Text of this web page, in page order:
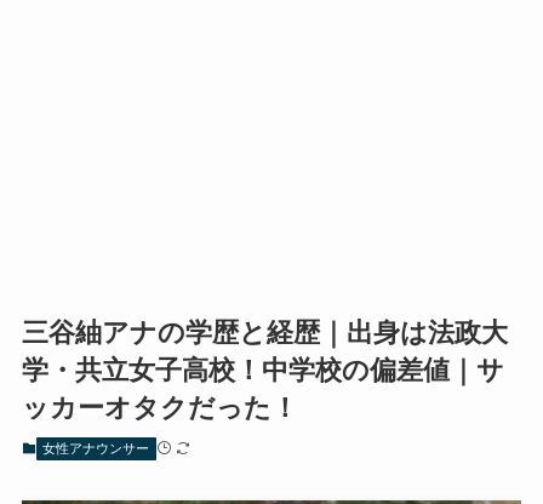
三谷紬アナの学歴と経歴｜出身は法政大
学・共立女子高校！中学校の偏差値｜サ
ッカーオタクだった！
女性アナウンサー